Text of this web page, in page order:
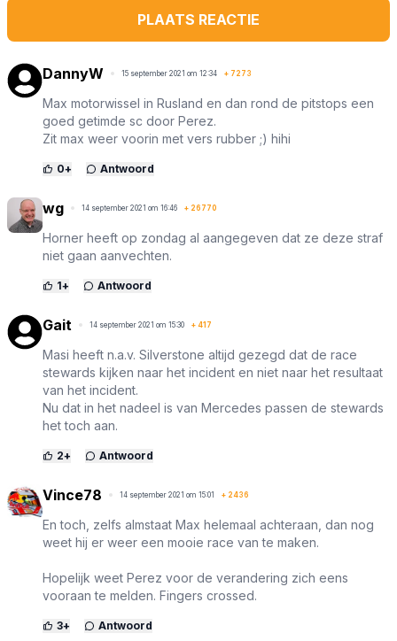
PLAATS REACTIE
DannyW 15 september 2021 om 12:34 + 7273
Max motorwissel in Rusland en dan rond de pitstops een
goed getimde sc door Perez.
Zit max weer voorin met vers rubber ;) hihi
0+ Antwoord
wg 14 september 2021 om 16:46 + 26770
Horner heeft op zondag al aangegeven dat ze deze straf
niet gaan aanvechten.
1+ Antwoord
Gait 14 september 2021 om 15:30 + 417
Masi heeft n.a.v. Silverstone altijd gezegd dat de race
stewards kijken naar het incident en niet naar het resultaat
van het incident.
Nu dat in het nadeel is van Mercedes passen de stewards
het toch aan.
2+ Antwoord
Vince78 14 september 2021 om 15:01 + 2436
En toch, zelfs almstaat Max helemaal achteraan, dan nog
weet hij er weer een mooie race van te maken.
Hopelijk weet Perez voor de verandering zich eens
vooraan te melden. Fingers crossed.
3+ Antwoord